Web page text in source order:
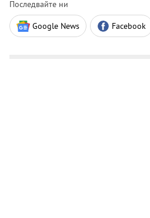
Последвайте ни
Google News Facebook